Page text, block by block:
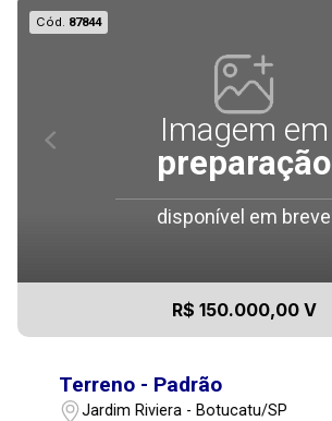
Cód. 87844
Imagem em
preparação
disponível em breve
R$ 150.000,00 V
Terreno - Padrão
Jardim Riviera - Botucatu/SP